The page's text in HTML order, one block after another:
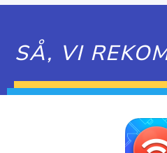
SÅ, VI